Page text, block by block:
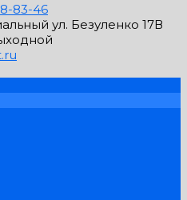
83-46
ул. Безуленко 17В